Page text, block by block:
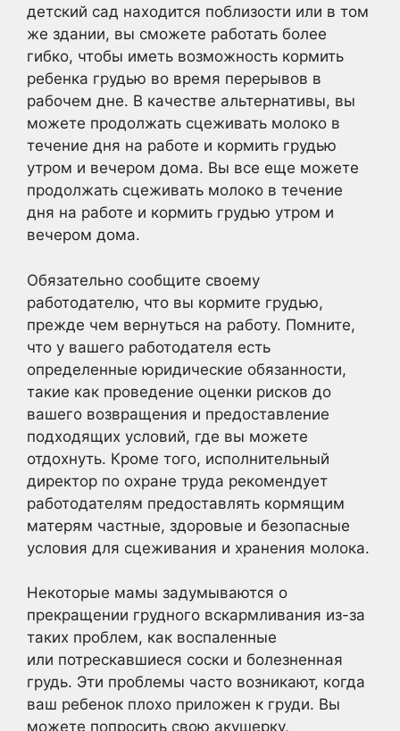
детский сад находится поблизости или в том
же здании, вы сможете работать более
гибко, чтобы иметь возможность кормить
ребенка грудью во время перерывов в
рабочем дне. В качестве альтернативы, вы
можете продолжать сцеживать молоко в
течение дня на работе и кормить грудью
утром и вечером дома. Вы все еще можете
продолжать сцеживать молоко в течение
дня на работе и кормить грудью утром и
вечером дома.
Обязательно сообщите своему
работодателю, что вы кормите грудью,
прежде чем вернуться на работу. Помните,
что у вашего работодателя есть
определенные юридические обязанности,
такие как проведение оценки рисков до
вашего возвращения и предоставление
подходящих условий, где вы можете
отдохнуть. Кроме того, исполнительный
директор по охране труда рекомендует
работодателям предоставлять кормящим
матерям частные, здоровые и безопасные
условия для сцеживания и хранения молока.
Некоторые мамы задумываются о
прекращении грудного вскармливания из-за
таких проблем, как воспаленные
или потрескавшиеся соски и болезненная
грудь. Эти проблемы часто возникают, когда
ваш ребенок плохо приложен к груди. Вы
можете попросить свою акушерку,